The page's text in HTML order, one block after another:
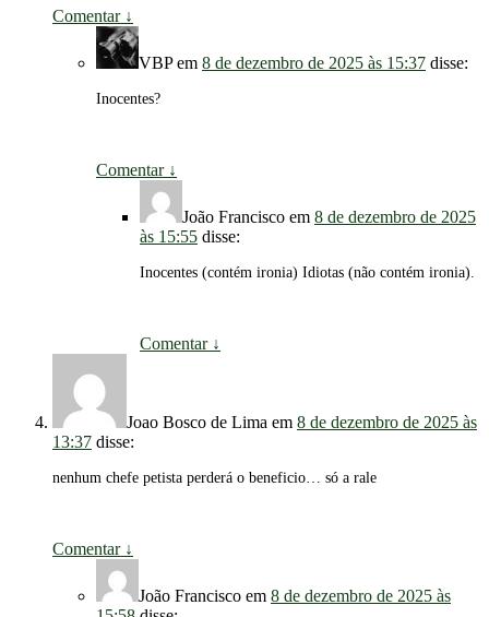
Comentar ↓
VBPem 8 de dezembro de 2025 às 15:37 disse:
Inocentes?
Comentar ↓
João Francisco em 8 de dezembro de 2025
às 15:55 disse:
Inocentes (contém ironia) Idiotas (não contém ironia).
Comentar ↓
Joao Bosco de Lima em 8 de dezembro de 2025 às
13:37 disse:
nenhum chefe petista perderá o beneficio… só a rale
Comentar ↓
João Francisco em 8 de dezembro de 2025 às